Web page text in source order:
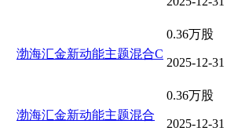
渤海汇金新动能主题混合C
0.36万股
2025-12-31
渤海汇金新动能主题混合
0.36万股
2025-12-31